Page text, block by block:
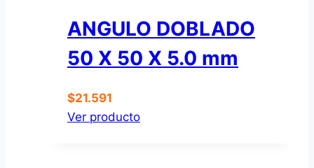
ANGULO DOBLADO
50 X 50 X 5.0 mm
$21.591
Ver producto